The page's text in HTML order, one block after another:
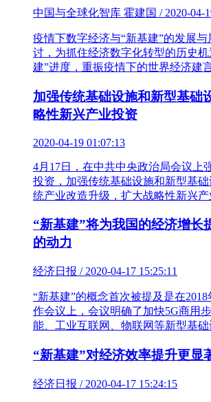
中国与全球化智库 霍建国 / 2020-04-
疫情下数字经济与“新基建”的发展
讨，为抓住经济数字化转型的历史机
建”进度，重振疫情下的世界经济建
加强传统基础设施和新型基础
略性新兴产业投资
2020-04-19 01:07:13
4月17日，在中共中央政治局会议上
投资，加强传统基础设施和新型基
统产业改造升级，扩大战略性新兴产
“新基建”将为我国的经济增长
的动力
经济日报 / 2020-04-17 15:25:11
“新基建”的概念首次被提及是在
作会议上，会议明确了加快5G商用
能、工业互联网、物联网等新型基础
“新基建”对经济效率提升更显
经济日报 / 2020-04-17 15:24:15